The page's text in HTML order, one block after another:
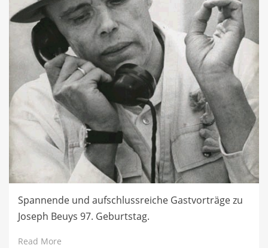
Spannende und aufschlussreiche Gastvorträge zu
Joseph Beuys 97. Geburtstag.
Read More